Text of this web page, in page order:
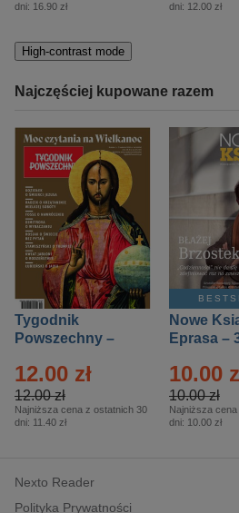
dni: 16.90 zł
dni: 12.00 zł
High-contrast mode
Najczęściej kupowane razem
Tygodnik
Powszechny –
12.00 zł
12.00 zł
Najniższa cena z ostatnich 30
dni: 11.40 zł
Nowe
Eprasa –
10.00
10.00 zł
Najniższa
dni: 10.00 zł
Nexto Reader
Polityka Prywatności